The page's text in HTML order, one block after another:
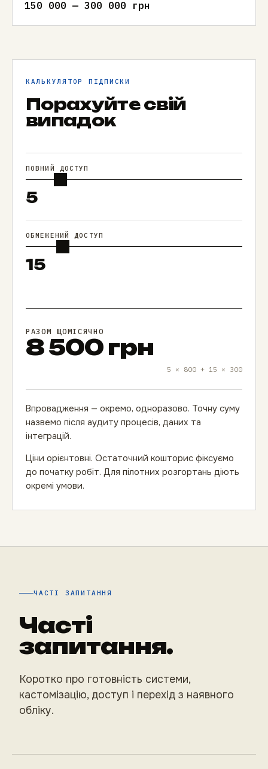
150 000 — 300 000 грн
КАЛЬКУЛЯТОР ПІДПИСКИ
Порахуйте свій
випадок
ПОВНИЙ ДОСТУП
5
ОБМЕЖЕНИЙ ДОСТУП
15
РАЗОМ ЩОМІСЯЧНО
8 500 грн
5 × 800 + 15 × 300
Впровадження — окремо, одноразово. Точну суму
назвемо після аудиту процесів, даних та
інтеграцій.
Ціни орієнтовні. Остаточний кошторис фіксуємо
до початку робіт. Для пілотних розгортань діють
окремі умови.
ЧАСТІ ЗАПИТАННЯ
Часті
запитання.
Коротко про готовність системи,
кастомізацію, доступ і перехід з наявного
обліку.